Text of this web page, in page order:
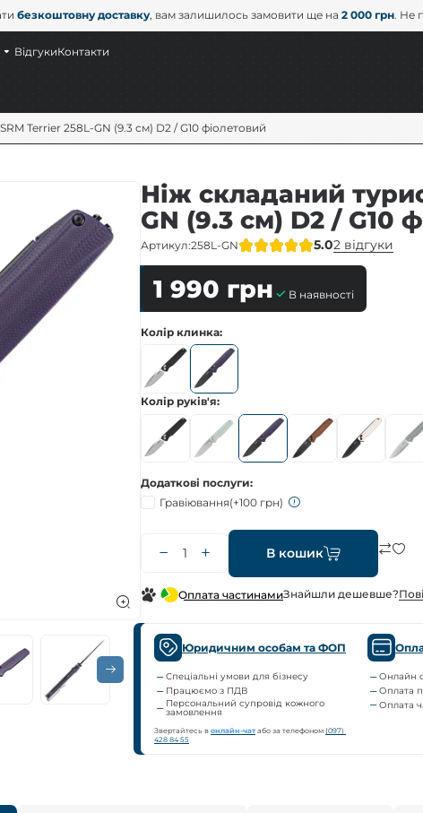
безкоштовну доставку, вам залишилось замовити ще на2 000 грн. Не
ВідгукиКонтакти
Terrier 258L-GN (9.3 см) D2 / G10 фіолетовий
Ніж складаний
GN (9.3 см) D2 / G10
Артикул:258L-GN 5.02 відгуки
1 990 грн В наявності
Колір клинка
Колір руків'я
Додаткові послуги
Гравіювання(+100 грн)
В кошик
Оплата частинамиЗнайшли дешевше?
Юридичним особам та ФОП
Спеціальні умови для бізнесу
Працюємо з ПДВ
Персональний супровід кожного
замовлення
Звертайтесь вонлайн-чат або за телефоном(097)
428 84 55
Онлайн
Оплата
Оплата